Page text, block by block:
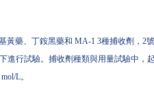
藥、丁銨黑藥和 MA-1 3種捕收劑，2
進行試驗。捕收劑種類與用量試驗中，
L。